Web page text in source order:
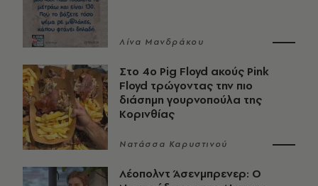
Λίνα Μανδράκου
Στο 4ο Pig Floyd ακούς Pink
Floyd τρώγοντας την πιο
διάσημη γουρνοπούλα της
Κορινθίας
Νατάσσα Καρυστινού
Λέοπολντ Άσενμπρενερ: Ο